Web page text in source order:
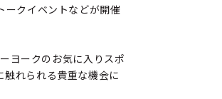
ークイベントなどが開催
ヨークのお気に入りスポ
れられる貴重な機会に